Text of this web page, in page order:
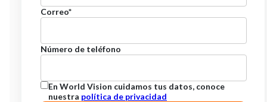
Correo*
Número de teléfono
En World Vision cuidamos tus datos, conoce
nuestra política de privacidad